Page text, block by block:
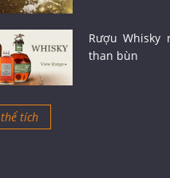
Rượu
than bùn
thể tích